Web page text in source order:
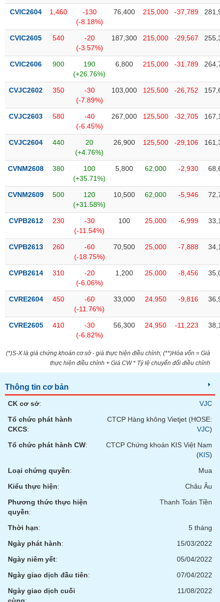
CVIC2604 1,460
-130
(-8.18%)
76,400 215,000 -37,789
CVIC2605 540
-20
(-3.57%)
187,300 215,000 -29,567
CVIC2606 900
190
(+26.76%)
6,800 215,000 -31,789
CVJC2602 350
-30
(-7.89%)
103,000 125,500 -26,752
CVJC2603 580
-40
(-6.45%)
267,000 125,500 -32,705
CVJC2604 440
20
(+4.76%)
26,900 125,500 -29,106
CVNM2608 380
100
(+35.71%)
5,800 62,000 -2,930
CVNM2609 500
120
(+31.58%)
10,500 62,000 -5,946
CVPB2612 230
-30
(-11.54%)
100 25,000 -6,999
CVPB2613 260
-60
(-18.75%)
70,500 25,000 -7,888
CVPB2614 310
-20
(-6.06%)
1,200 25,000 -8,456
CVRE2604 450
-60
(-11.76%)
33,000 24,950 -9,816
CVRE2605 410
-30
(-6.82%)
56,300 24,950 -11,223
(*)S-X là giá chứng khoán cơ sở - giá thực hiện điều chỉnh; (**)Hòa vốn = Giá
thực hiện điều chỉnh + Giá CW * Tỷ lệ chuyển đổi điều chỉnh
Thông tin cơ bản
CK cơ sở:
VJC
Tổ chức phát hành
CKCS:
CTCP Hàng không Vietjet (HOSE:
VJC)
Tổ chức phát hành CW:
CTCP Chứng khoán KIS Việt Nam
(KIS)
Loại chứng quyền:
Mua
Kiểu thực hiện:
Châu Âu
Phương thức thực hiện
quyền:
Thanh Toán Tiền
Thời hạn:
5 tháng
Ngày phát hành:
15/03/2022
Ngày niêm yết:
05/04/2022
Ngày giao dịch đầu tiên:
07/04/2022
Ngày giao dịch cuối
11/08/2022
Tất cả Người nội bộ Người liên quan Cổ đông lớn
Tin
tức
của
giả
(-)
phân
tích
Thuật
ngữ
vụ
(-)
tạo
tài
chính
Công
đầu
Truyền
thông
tài
liệu